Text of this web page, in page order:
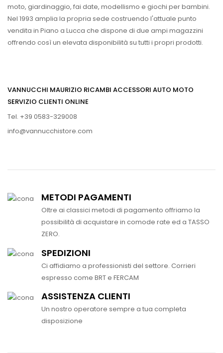
moto, giardinaggio, fai date, modellismo e giochi per bambini.
Nel 1993 amplia la propria sede costruendo l'attuale punto
vendita in Piano a Lucca che dispone di due ampi magazzini
offrendo così un elevata disponibilità su tutti i propri prodotti.
VANNUCCHI MAURIZIO RICAMBI ACCESSORI AUTO MOTO
SERVIZIO CLIENTI ONLINE
Tel. +39 0583-329008
info@vannucchistore.com
METODI PAGAMENTI
Oltre ai classici metodi di pagamento offriamo la
possibilità di acquistare in comode rate ed a TASSO
ZERO.
SPEDIZIONI
Ci affidiamo a professionisti del settore. Corrieri
espresso come BRT e FERCAM
ASSISTENZA CLIENTI
Un nostro operatore sempre a tua completa
disposizione